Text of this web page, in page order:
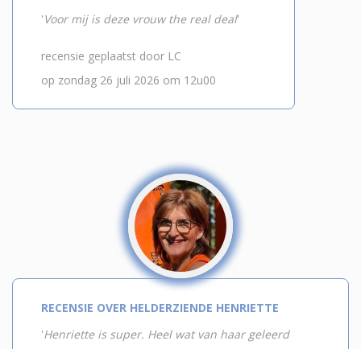
'Voor mij is deze vrouw the real deal'
recensie geplaatst door LC
op zondag 26 juli 2026 om 12u00
RECENSIE OVER HELDERZIENDE HENRIETTE
'Henriette is super. Heel wat van haar geleerd